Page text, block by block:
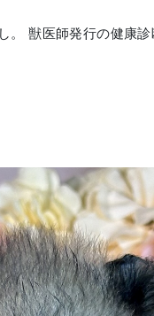
。 獣医師発行の健康